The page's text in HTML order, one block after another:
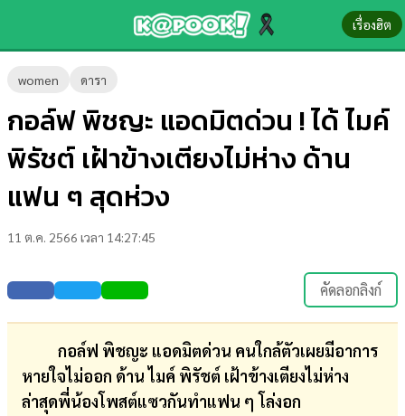
เรื่องฮิต
women ดารา
กอล์ฟ พิชญะ แอดมิตด่วน ! ได้ ไมค์
พิรัชต์ เฝ้าข้างเตียงไม่ห่าง ด้าน
แฟน ๆ สุดห่วง
11 ต.ค. 2566 เวลา 14:27:45
คัดลอกลิงก์
กอล์ฟ พิชญะ แอดมิตด่วน คนใกล้ตัวเผยมีอาการ
หายใจไม่ออก ด้าน ไมค์ พิรัชต์ เฝ้าข้างเตียงไม่ห่าง
ล่าสุดพี่น้องโพสต์แซวกันทำแฟน ๆ โล่งอก
ข่าว-
ความ
รู้
บันเทิง
ตรวจ
หวย
บอล
สด